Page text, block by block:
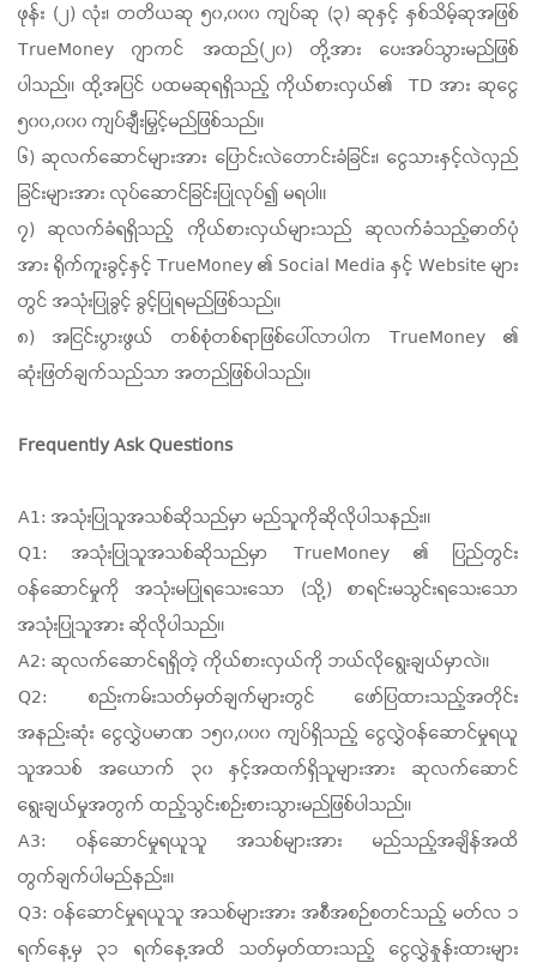
ဖုန်း (၂) လုံး၊ တတိယဆု ၅၀,၀၀၀ ကျပ်ဆု (၃) ဆုနှင့် နှစ်သိမ့်ဆုအဖြစ်
TrueMoney ဂျာကင် အထည်(၂၀) တို့အား ပေးအပ်သွားမည်ဖြစ်
ပါသည်။ ထို့အပြင် ပထမဆုရရှိသည့် ကိုယ်စားလှယ်၏ TD အား ဆုငွေ
၅၀၀,၀၀၀ ကျပ်ချီးမြှင့်မည်ဖြစ်သည်။
၆) ဆုလက်ဆောင်များအား ပြောင်းလဲတောင်းခံခြင်း၊ ငွေသားနှင့်လဲလှည်
ခြင်းများအား လုပ်ဆောင်ခြင်းပြုလုပ်၍ မရပါ။
၇) ဆုလက်ခံရရှိသည့် ကိုယ်စားလှယ်များသည် ဆုလက်ခံသည့်ဓာတ်ပုံ
အား ရိုက်ကူးခွင့်နှင့် TrueMoney ၏ Social Media နှင့် Website များ
တွင် အသုံးပြုခွင့် ခွင့်ပြုရမည်ဖြစ်သည်။
၈) အငြင်းပွားဖွယ် တစ်စုံတစ်ရာဖြစ်ပေါ်လာပါက TrueMoney ၏
ဆုံးဖြတ်ချက်သည်သာ အတည်ဖြစ်ပါသည်။
Frequently Ask Questions
A1: အသုံးပြုသူအသစ်ဆိုသည်မှာ မည်သူကိုဆိုလိုပါသနည်း။
Q1: အသုံးပြုသူအသစ်ဆိုသည်မှာ TrueMoney ၏ ပြည်တွင်း
ဝန်ဆောင်မှုကို အသုံးမပြုရသေးသော (သို့) စာရင်းမသွင်းရသေးသော
အသုံးပြုသူအား ဆိုလိုပါသည်။
A2: ဆုလက်ဆောင်ရရှိတဲ့ ကိုယ်စားလှယ်ကို ဘယ်လိုရွေးချယ်မှာလဲ။
Q2: စည်းကမ်းသတ်မှတ်ချက်များတွင် ဖော်ပြထားသည့်အတိုင်း
အနည်းဆုံး ငွေလွှဲပမာဏ ၁၅၀,၀၀၀ ကျပ်ရှိသည့် ငွေလွှဲဝန်ဆောင်မှုရယူ
သူအသစ် အယောက် ၃၀ နှင့်အထက်ရှိသူများအား ဆုလက်ဆောင်
ရွေးချယ်မှုအတွက် ထည့်သွင်းစဉ်းစားသွားမည်ဖြစ်ပါသည်။
A3: ဝန်ဆောင်မှုရယူသူ အသစ်များအား မည်သည့်အချိန်အထိ
တွက်ချက်ပါမည်နည်း။
Q3: ဝန်ဆောင်မှုရယူသူ အသစ်များအား အစီအစဉ်စတင်သည့် မတ်လ ၁
ရက်နေ့မှ ၃၁ ရက်နေ့အထိ သတ်မှတ်ထားသည့် ငွေလွှဲနှုန်းထားများ